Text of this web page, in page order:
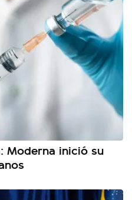
Moderna inició su